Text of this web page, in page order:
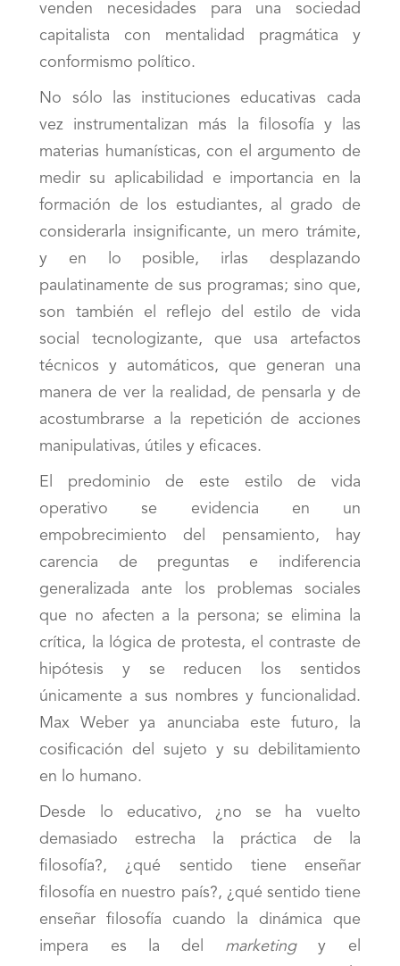
venden necesidades para una sociedad
capitalista con mentalidad pragmática y
conformismo político.
No sólo las instituciones educativas cada
vez instrumentalizan más la filosofía y las
materias humanísticas, con el argumento de
medir su aplicabilidad e importancia en la
formación de los estudiantes, al grado de
considerarla insignificante, un mero trámite,
y en lo posible, irlas desplazando
paulatinamente de sus programas; sino que,
son también el reflejo del estilo de vida
social tecnologizante, que usa artefactos
técnicos y automáticos, que generan una
manera de ver la realidad, de pensarla y de
acostumbrarse a la repetición de acciones
manipulativas, útiles y eficaces.
El predominio de este estilo de vida
operativo se evidencia en un
empobrecimiento del pensamiento, hay
carencia de preguntas e indiferencia
generalizada ante los problemas sociales
que no afecten a la persona; se elimina la
crítica, la lógica de protesta, el contraste de
hipótesis y se reducen los sentidos
únicamente a sus nombres y funcionalidad.
Max Weber ya anunciaba este futuro, la
cosificación del sujeto y su debilitamiento
en lo humano.
Desde lo educativo, ¿no se ha vuelto
demasiado estrecha la práctica de la
filosofía?, ¿qué sentido tiene enseñar
filosofía en nuestro país?, ¿qué sentido tiene
enseñar filosofía cuando la dinámica que
impera es la del marketingy el